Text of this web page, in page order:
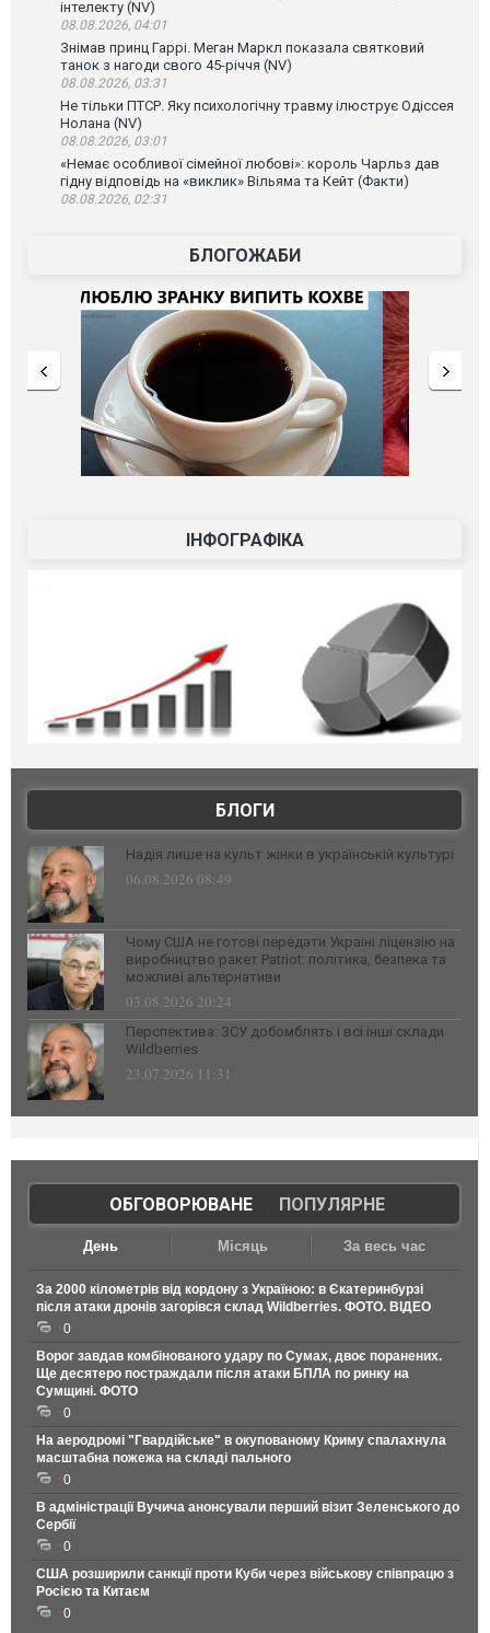
інтелекту (NV)
08.08.2026, 04:01
Знімав принц Гаррі. Меган Маркл показала святковий
танок з нагоди свого 45-річчя (NV)
08.08.2026, 03:31
Не тільки ПТСР. Яку психологічну травму ілюструє Одіссея
Нолана (NV)
08.08.2026, 03:01
«Немає особливої сімейної любові»: король Чарльз дав
гідну відповідь на «виклик» Вільяма та Кейт (Факти)
08.08.2026, 02:31
БЛОГОЖАБИ
ІНФОГРАФІКА
БЛОГИ
Надія лише на культ жінки в українській культурі
06.08.2026 08:49
Чому США не готові передати Україні ліцензію на
виробництво ракет Patriot: політика, безпека та
можливі альтернативи
03.08.2026 20:24
Перспектива: ЗСУ добомблять і всі інші склади
Wildberries
23.07.2026 11:31
ОБГОВОРЮВАНЕ| ПОПУЛЯРНЕ
День Місяць За весь час
За 2000 кілометрів від кордону з Україною: в Єкатеринбурзі
після атаки дронів загорівся склад Wildberries. ФОТО. ВІДЕО
0
Ворог завдав комбінованого удару по Сумах, двоє поранених.
Ще десятеро постраждали після атаки БПЛА по ринку на
Сумщині. ФОТО
0
На аеродромі "Гвардійське" в окупованому Криму спалахнула
масштабна пожежа на складі пального
0
В адміністрації Вучича анонсували перший візит Зеленського до
Сербії
0
США розширили санкції проти Куби через військову співпрацю з
Росією та Китаєм
0